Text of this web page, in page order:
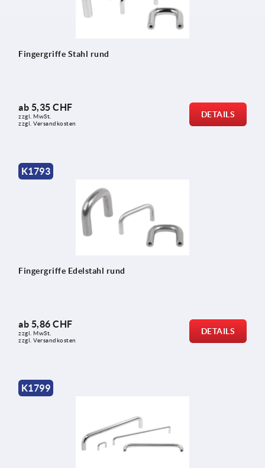
Fingergriffe Stahl rund
ab 5,35 CHF
zzgl. MwSt.
zzgl. Versandkosten
DETAILS
K1793
Fingergriffe Edelstahl rund
ab 5,86 CHF
zzgl. MwSt.
zzgl. Versandkosten
DETAILS
K1799